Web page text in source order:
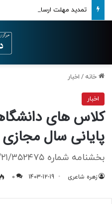
تمدید مهلت ارسال اظهارنامه‌های
خانه / اخبار
اخبار
کلاس های
پایانی سال
بخشنامه شماره ۲/۲۱/۳۵۲۴۷۵ مورخ ۱۴۰۳/۱۲/۱۸
زهره شاعری 1403-12-19
0